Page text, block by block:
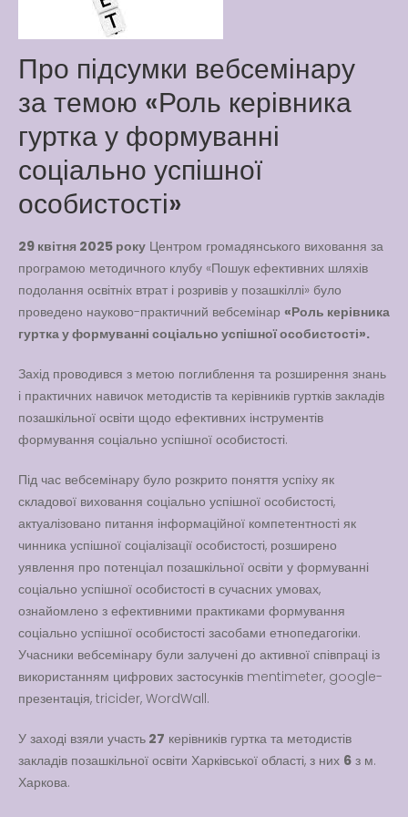
New Friends Everyday at
Kiddie
Вакансії
інформація
Читати далі
Про підсумки вебсемінару
за темою «Роль керівника
гуртка у формуванні
соціально успішної
особистості»
29 квітня 2025 року Центром громадянського виховання за
програмою методичного клубу «Пошук ефективних шляхів
подолання освітніх втрат і розривів у позашкіллі» було
проведено науково-практичний вебсемінар «Роль керівника
гуртка у формуванні соціально успішної особистості».
Захід проводився з метою поглиблення та розширення знань
і практичних навичок методистів та керівників гуртків закладів
позашкільної освіти щодо ефективних інструментів
формування соціально успішної особистості.
Під час вебсемінару було розкрито поняття успіху як
складової виховання соціально успішної особистості,
актуалізовано питання інформаційної компетентності як
чинника успішної соціалізації особистості, розширено
уявлення про потенціал позашкільної освіти у формуванні
соціально успішної особистості в сучасних умовах,
ознайомлено з ефективними практиками формування
соціально успішної особистості засобами етнопедагогіки.
Учасники вебсемінару були залучені до активної співпраці із
використанням цифрових застосунків mentimeter, google-
презентація, tricider, WordWall.
У заході взяли участь 27 керівників гуртка та методистів
закладів позашкільної освіти Харківської області, з них 6 з м.
Харкова.